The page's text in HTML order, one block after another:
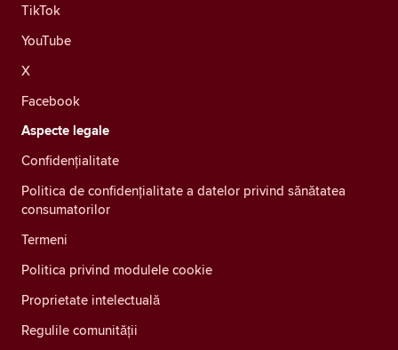
TikTok
YouTube
X
Facebook
Aspecte legale
Confidenţialitate
Politica de confidențialitate a datelor privind sănătatea
consumatorilor
Termeni
Politica privind modulele cookie
Proprietate intelectuală
Regulile comunității